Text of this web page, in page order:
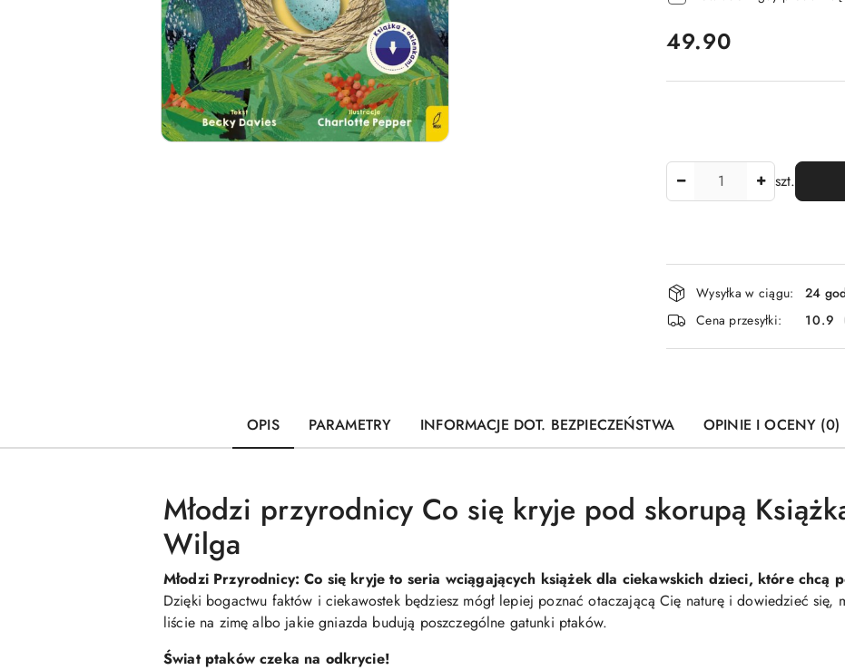
cena:
49.90
szt.
Dostępność
i
dostawa
Wysyłka w ciągu:
24
Cena przesyłki:
10.9
OPIS PARAMETRY INFORMACJE DOT. BEZPIECZEŃSTWA OPINIE I OCENY (0)
Młodzi przyrodnicy Co się kryje pod skorupą
Wilga
Młodzi Przyrodnicy: Co się kryje to seria wciągających książek dla ciekawskich dzieci, które chcą
Dzięki bogactwu faktów i ciekawostek będziesz mógł lepiej poznać otaczającą Cię naturę i dowiedzieć się,
liście na zimę albo jakie gniazda budują poszczególne gatunki ptaków.
Świat ptaków czeka na odkrycie!